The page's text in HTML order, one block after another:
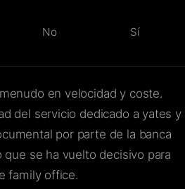
No Sí
en velocidad y coste.
del servicio dedicado a yates y
por parte de la banca
se ha vuelto decisivo para
family office.